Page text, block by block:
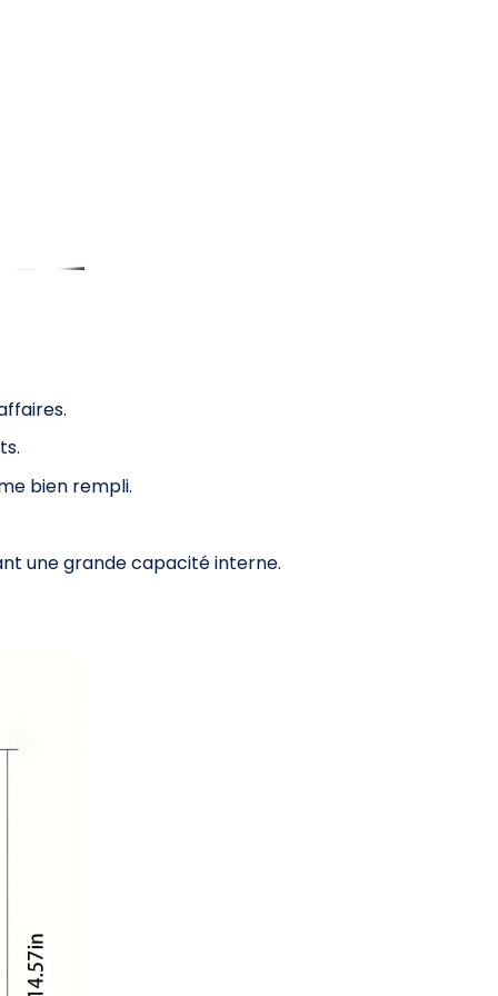
bien rempli.
une grande capacité interne.